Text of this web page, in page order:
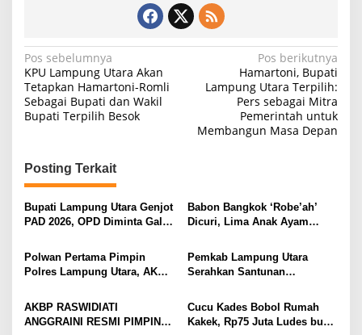
N
a
v
a
s
i
o
Pos sebelumnya
KPU Lampung Utara Akan
Tetapkan Hamartoni-Romli
Sebagai Bupati dan Wakil
Bupati Terpilih Besok
Pos berikutnya
Hamartoni, Bupati
Lampung Utara Terpilih:
Pers sebagai Mitra
Pemerintah untuk
Membangun Masa Depan
Posting Terkait
Bupati Lampung Utara Genjot
PAD 2026, OPD Diminta Gali
hingga Optimalkan PBB-P2
Babon Bangkok ‘Robe’ah’
Dicuri, Lima Anak Ayam
Gang Jalaba Kotabumi Heboh
Polwan Pertama Pimpin
Polres Lampung Utara, AKBP
Pedang Pora
Pemkab Lampung Utara
Serahkan Santunan
Korban Kebakaran
AKBP RASWIDIATI
ANGGRAINI RESMI PIMPIN
Cucu Kades Bobol Rumah
Kakek, Rp75 Juta Ludes buat